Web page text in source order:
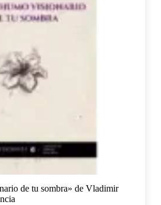
de tu sombra» de Vladimir